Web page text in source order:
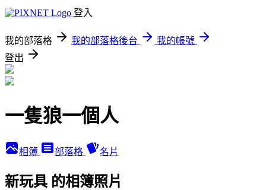
登入
我的部落格 我的部落格後台
我的帳號
登出
一隻狼一個人
相簿 部落格 名片
新玩具 的相簿照片